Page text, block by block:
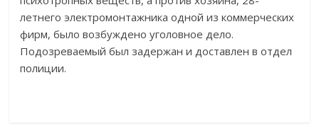
летнего электромонтажника одной из коммерческих
фирм, было возбуждено уголовное дело.
Подозреваемый был задержан и доставлен в отдел
полиции.